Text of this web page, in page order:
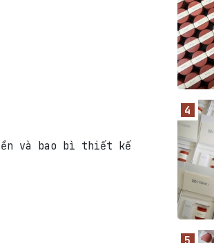
và bao bì thiết kế